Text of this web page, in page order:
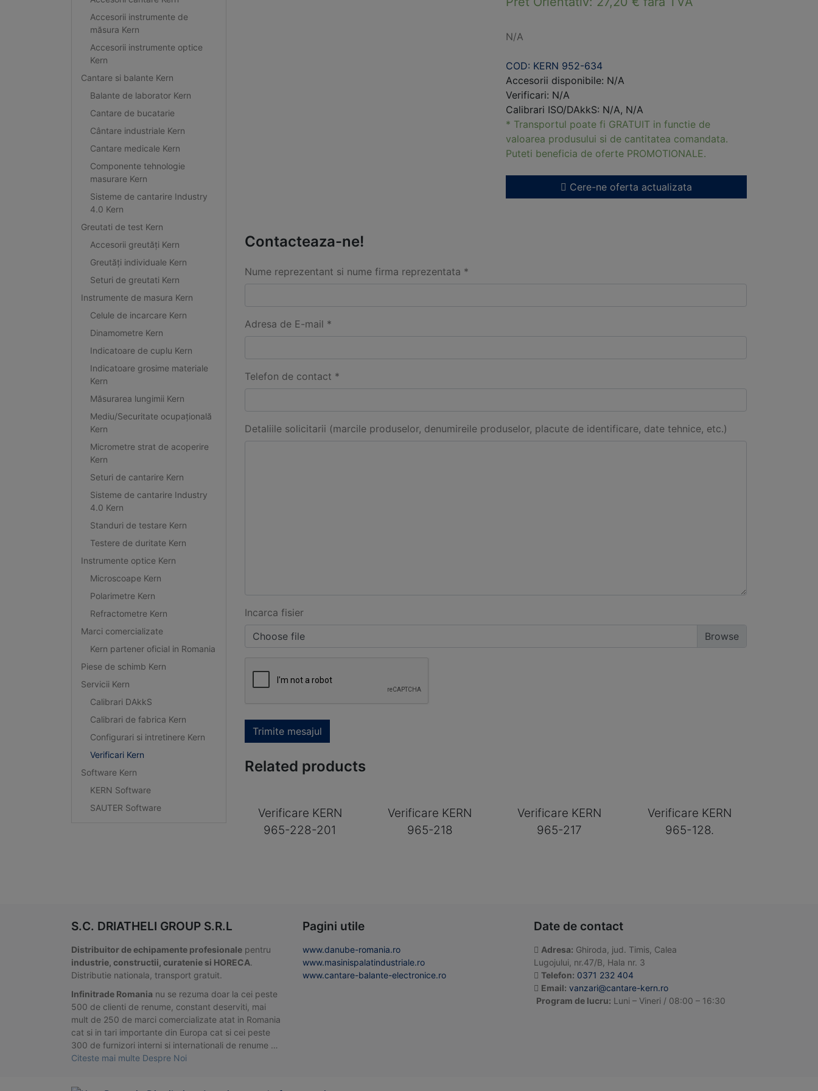
Accesorii instrumente de
măsura Kern
Accesorii instrumente optice
Kern
Cantare si balante Kern
Balante de laborator Kern
Cantare de bucatarie
Cântare industriale Kern
Cantare medicale Kern
Componente tehnologie
masurare Kern
Sisteme de cantarire Industry
4.0 Kern
Greutati de test Kern
Accesorii greutăți Kern
Greutăți individuale Kern
Seturi de greutati Kern
Instrumente de masura Kern
Celule de incarcare Kern
Dinamometre Kern
Indicatoare de cuplu Kern
Indicatoare grosime materiale
Kern
Măsurarea lungimii Kern
Mediu/Securitate ocupațională
Kern
Micrometre strat de acoperire
Kern
Seturi de cantarire Kern
Sisteme de cantarire Industry
4.0 Kern
Standuri de testare Kern
Testere de duritate Kern
Instrumente optice Kern
Microscoape Kern
Polarimetre Kern
Refractometre Kern
Marci comercializate
Kern partener oficial in Romania
Piese de schimb Kern
Servicii Kern
Calibrari DAkkS
Calibrari de fabrica Kern
Configurari si intretinere Kern
Verificari Kern
Software Kern
KERN Software
SAUTER Software
N/A
COD: KERN 952-634
Accesorii disponibile: N/A
Verificari: N/A
Calibrari ISO/DAkkS: N/A, N/A
* Transportul poate fi GRATUIT in functie de
valoarea produsului si de cantitatea comandata.
Puteti beneficia de oferte PROMOTIONALE.
Cere-ne oferta actualizata
Contacteaza-ne!
Nume reprezentant si nume firma reprezentata *
Adresa de E-mail *
Telefon de contact *
Detaliile solicitarii (marcile produselor, denumireile produselor, placute de identificare, date tehnice, etc.)
Incarca fisier
Choose file
Trimite mesajul
Related products
Verificare KERN
965-228-201
Verificare KERN
965-218
Verificare KERN
965-217
Verificare KERN
965-128.
S.C. DRIATHELI GROUP S.R.L
Distribuitor de echipamente profesionale pentru
industrie, constructii, curatenie si HORECA.
Distributie nationala, transport gratuit.
Infinitrade Romania nu se rezuma doar la cei peste
500 de clienti de renume, constant deserviti, mai
mult de 250 de marci comercializate atat in Romania
cat si in tari importante din Europa cat si cei peste
300 de furnizori interni si internationali de renume …
Citeste mai multe Despre Noi
Pagini utile
www.danube-romania.ro
www.masinispalatindustriale.ro
www.cantare-balante-electronice.ro
Date de contact
Adresa: Ghiroda, jud. Timis, Calea
Lugojului, nr.47/B, Hala nr. 3
Telefon: 0371 232 404
Email: vanzari@cantare-kern.ro
Program de lucru: Luni – Vineri / 08:00 – 16:30